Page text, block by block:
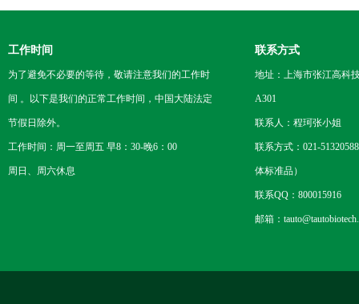
工作时间
为了避免不必要的等待，敬请注意我们的工作时
间 。以下是我们的正常工作时间，中国大陆法定
节假日除外。
工作时间：周一至周五 早8：30-晚6：00
周日、周六休息
联系方式
地址：上海市张江高科
A301
联系人：程珂张小姐
联系方式：021-
体标准品）
联系QQ：800015916
邮箱：